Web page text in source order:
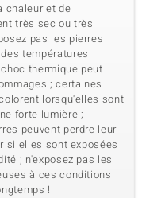
chaleur et de
très sec ou très
pas les pierres
températures
thermique peut
; certaines
lorsqu'elles sont
forte lumière ;
peuvent perdre leur
si elles sont exposées
; n'exposez pas les
à ces conditions
!